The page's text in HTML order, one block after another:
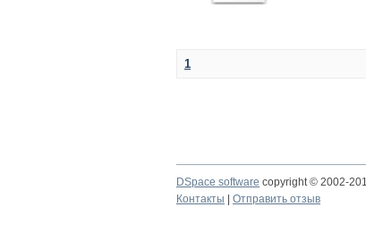
1
DSpace software copyright © 2002-
Контакты
Отправить отзыв